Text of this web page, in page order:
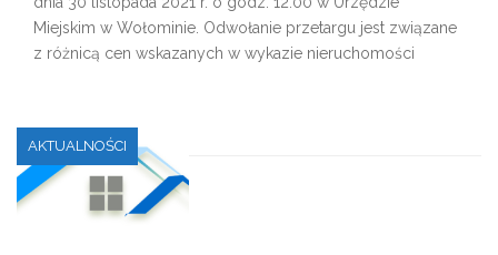
Miejskim w Wołominie. Odwołanie przetargu jest związane
z różnicą cen wskazanych w wykazie nieruchomości
AKTUALNOŚCI